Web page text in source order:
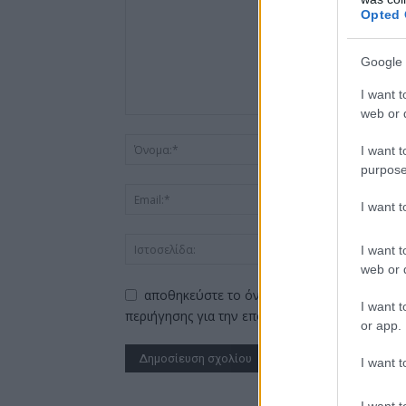
Opted
Google
I want
web or
I want
I want
I want
web or
I want
or app.
I want
αποθηκεύστε το όνομα, το ηλεκτρονικό
περιήγησης για την επόμενη φορά που θα